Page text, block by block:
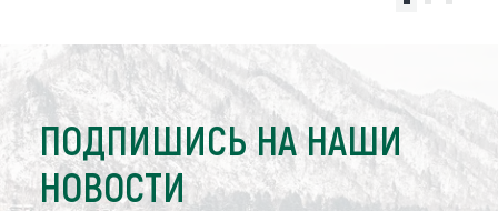
ПОДПИШИСЬ НА НАШИ
НОВОСТИ